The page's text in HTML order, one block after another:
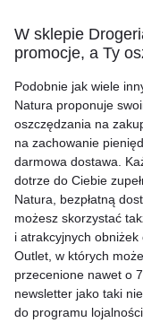
W sklepie
promocje, a Ty
Podobnie jak wiele
Natura proponuje
oszczędzania na
na zachowanie
darmowa dostawa.
dotrze do Ciebie
Natura, bezpłatną
możesz skorzystać
i atrakcyjnych obniżek
Outlet, w których
przecenione nawet o
newsletter jako taki
do programu